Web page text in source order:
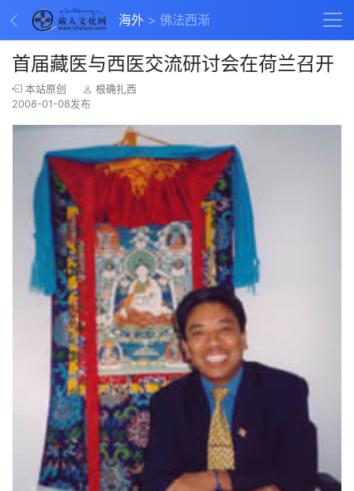
海外 佛法西渐
首届藏医与西医交流研讨会在荷兰召开
本站原创
根确扎西
2008-01-08发布